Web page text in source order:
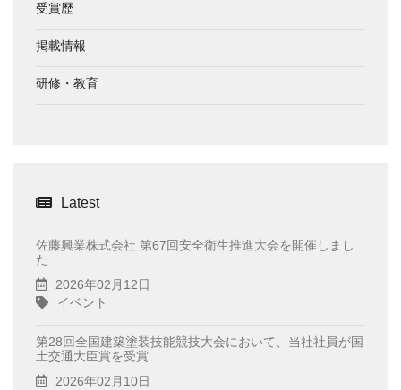
受賞歴
掲載情報
研修・教育
Latest
佐藤興業株式会社 第67回安全衛生推進大会を開催しまし
た
2026年02月12日
イベント
第28回全国建築塗装技能競技大会において、当社社員が国
土交通大臣賞を受賞
2026年02月10日